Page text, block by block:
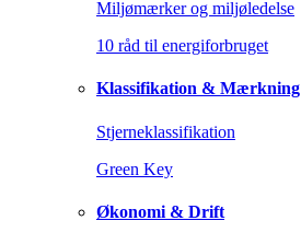
Miljømærker og miljøledelse
10 råd til energiforbruget
Klassifikation & Mærkning
Stjerneklassifikation
Green Key
Økonomi & Drift